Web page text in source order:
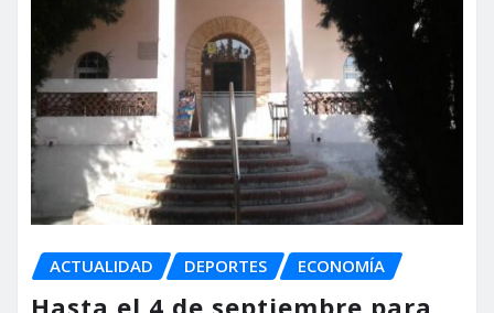
ACTUALIDAD DEPORTES ECONOMÍA
Hasta el 4 de septiembre para